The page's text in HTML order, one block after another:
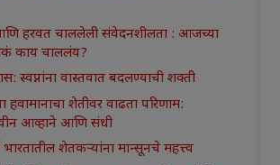
आणि हरवत चाललेली संवेदनशीलता : आजच्या
काय चाललंय?
स्वप्नांना वास्तवात बदलण्याची शक्ती
हवामानाचा शेतीवर वाढता परिणाम:
आव्हाने आणि संधी
भारतातील शेतकऱ्यांना मान्सूनचे महत्त्व